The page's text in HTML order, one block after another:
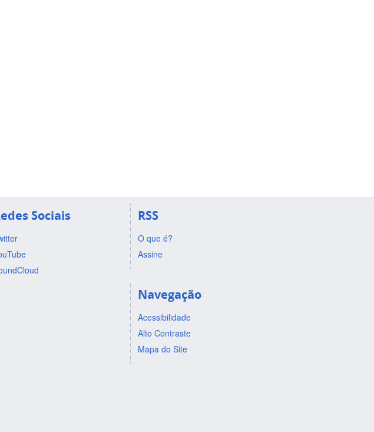
Sociais RSS
O que é?
Assine
Navegação
Acessibilidade
Alto Contraste
Mapa do Site